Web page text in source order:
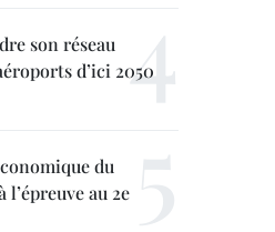
son réseau
d’ici 2050
du
l’épreuve au 2e